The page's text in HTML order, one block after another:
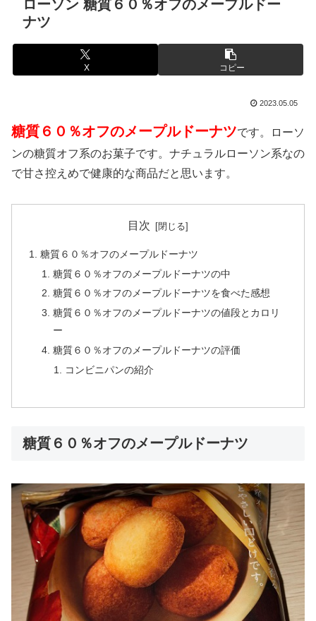
ローソン 糖質６０％オフのメープルドー
ナツ
X コピー
2023.05.05
糖質６０％オフのメープルドーナツです。ローソ
ンの糖質オフ系のお菓子です。ナチュラルローソン系なの
で甘さ控えめで健康的な商品だと思います。
目次
糖質６０％オフのメープルドーナツ
糖質６０％オフのメープルドーナツの中
糖質６０％オフのメープルドーナツを食べた感想
糖質６０％オフのメープルドーナツの値段とカロリ
ー
糖質６０％オフのメープルドーナツの評価
コンビニパンの紹介
糖質６０％オフのメープルドーナツ